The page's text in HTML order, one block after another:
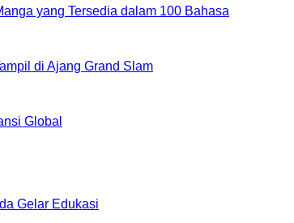
yang Tersedia dalam 100 Bahasa
di Ajang Grand Slam
Global
Gelar Edukasi